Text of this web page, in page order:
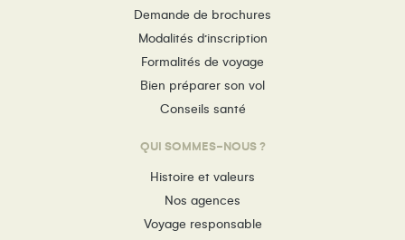
Demande de brochures
Modalités d’inscription
Formalités de voyage
Bien préparer son vol
Conseils santé
QUI SOMMES-NOUS ?
Histoire et valeurs
Nos agences
Voyage responsable